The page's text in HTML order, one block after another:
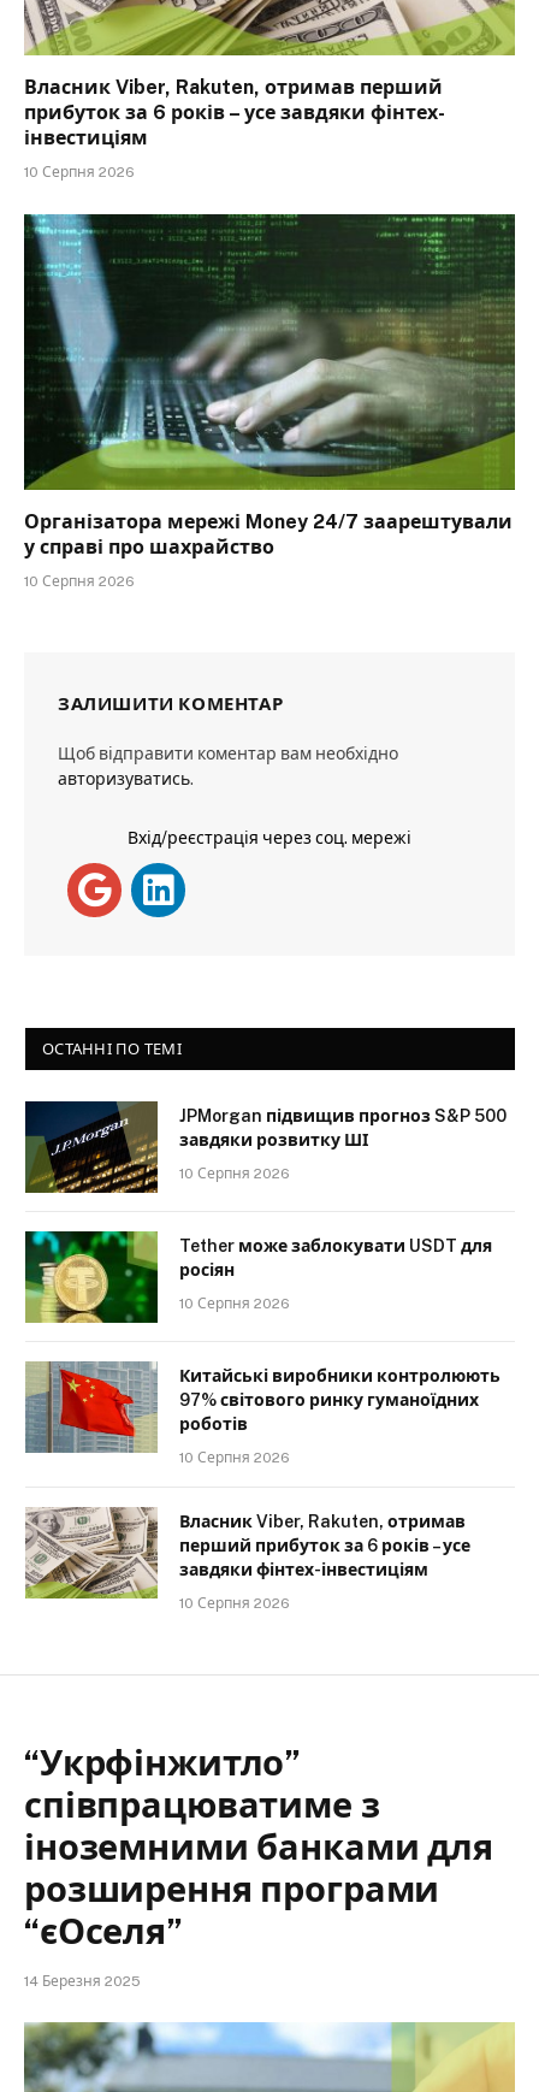
Власник Viber, Rakuten, отримав перший
прибуток за 6 років – усе завдяки фінтех-
інвестиціям
10 Серпня 2026
Організатора мережі Money 24/7 заарештували
у справі про шахрайство
10 Серпня 2026
ЗАЛИШИТИ КОМЕНТАР
Щоб відправити коментар вам необхідно
авторизуватись.
Вхід/реєстрація через соц. мережі
ОСТАННІ ПО ТЕМІ
JPMorgan підвищив прогноз S&P 500
завдяки розвитку ШІ
10 Серпня 2026
Tether може заблокувати USDT для
росіян
10 Серпня 2026
Китайські виробники контролюють
97% світового ринку гуманоїдних
роботів
10 Серпня 2026
Власник Viber, Rakuten, отримав
перший прибуток за 6 років – усе
завдяки фінтех-інвестиціям
10 Серпня 2026
“Укрфінжитло”
співпрацюватиме з
іноземними банками для
розширення програми
“єОселя”
14 Березня 2025